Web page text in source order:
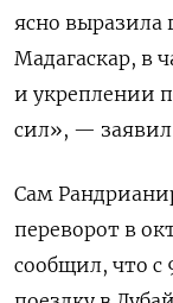
ясно выразила
Мадагаскар, в
и укреплении
сил», — заявил
Сам
переворот в
сообщил, что с